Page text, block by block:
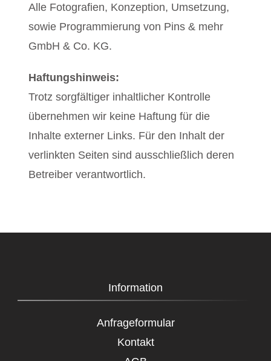
Alle Fotografien, Konzeption, Umsetzung,
sowie Programmierung von Pins & mehr
GmbH & Co. KG.
Haftungshinweis:
Trotz sorgfältiger inhaltlicher Kontrolle
übernehmen wir keine Haftung für die
Inhalte externer Links. Für den Inhalt der
verlinkten Seiten sind ausschließlich deren
Betreiber verantwortlich.
Information
Anfrageformular
Kontakt